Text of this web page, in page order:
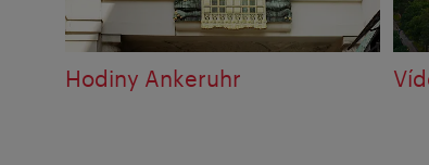
Hodiny Ankeruhr